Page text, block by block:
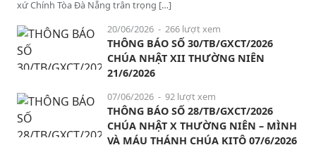
xứ Chính Tòa Đà Nẵng trân trọng […]
20/06/2026 - 266 lượt xem
THÔNG BÁO SỐ 30/TB/GXCT/2026
CHÚA NHẬT XII THƯỜNG NIÊN
21/6/2026
07/06/2026 - 92 lượt xem
THÔNG BÁO SỐ 28/TB/GXCT/2026
CHÚA NHẬT X THƯỜNG NIÊN – MÌNH
VÀ MÁU THÁNH CHÚA KITÔ 07/6/2026